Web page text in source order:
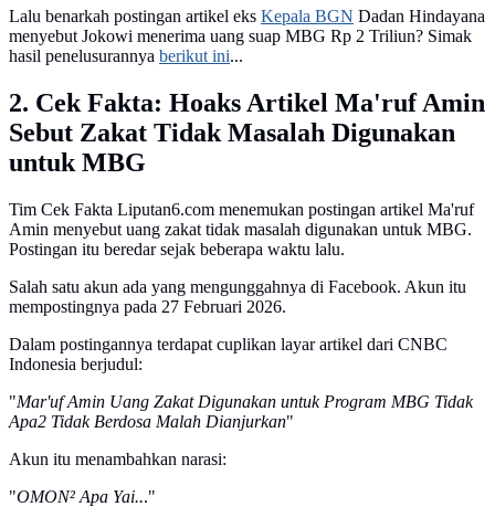
Lalu benarkah postingan artikel eks Kepala BGN Dadan Hindayana
menyebut Jokowi menerima uang suap MBG Rp 2 Triliun? Simak
hasil penelusurannya berikut ini...
2. Cek Fakta: Hoaks Artikel Ma'ruf Amin
Sebut Zakat Tidak Masalah Digunakan
untuk MBG
Tim Cek Fakta Liputan6.com menemukan postingan artikel Ma'ruf
Amin menyebut uang zakat tidak masalah digunakan untuk MBG.
Postingan itu beredar sejak beberapa waktu lalu.
Salah satu akun ada yang mengunggahnya di Facebook. Akun itu
mempostingnya pada 27 Februari 2026.
Dalam postingannya terdapat cuplikan layar artikel dari CNBC
Indonesia berjudul:
"Mar'uf Amin Uang Zakat Digunakan untuk Program MBG Tidak
Apa2 Tidak Berdosa Malah Dianjurkan"
Akun itu menambahkan narasi:
"OMON² Apa Yai..."